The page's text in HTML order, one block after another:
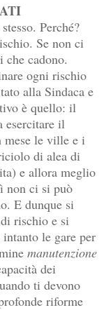
Perché?
Se non ci
che cadono.
ogni rischio
alla Sindaca e
è quello: il
esercitare il
mese le ville e i
di alea di
e allora meglio
non ci si può
E dunque si
rischio e si
le gare per
manutenzione
dei
ti devono
riforme